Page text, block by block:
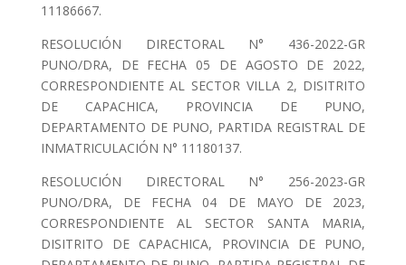
11186667.
RESOLUCIÓN DIRECTORAL N° 436-2022-GR
PUNO/DRA, DE FECHA 05 DE AGOSTO DE 2022,
CORRESPONDIENTE AL SECTOR VILLA 2, DISITRITO
DE CAPACHICA, PROVINCIA DE PUNO,
DEPARTAMENTO DE PUNO, PARTIDA REGISTRAL DE
INMATRICULACIÓN N° 11180137.
RESOLUCIÓN DIRECTORAL N° 256-2023-GR
PUNO/DRA, DE FECHA 04 DE MAYO DE 2023,
CORRESPONDIENTE AL SECTOR SANTA MARIA,
DISITRITO DE CAPACHICA, PROVINCIA DE PUNO,